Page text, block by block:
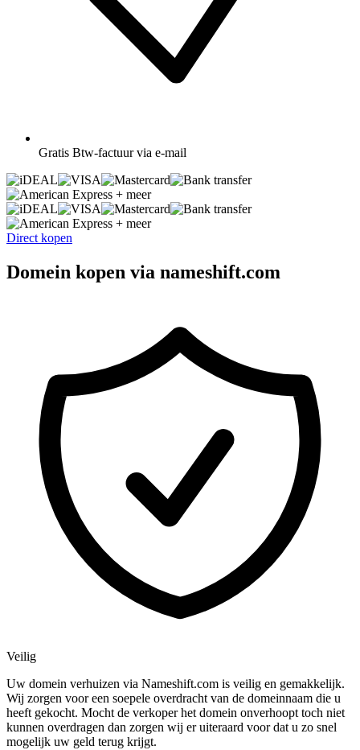
Gratis Btw-factuur via e-mail
+ meer
+ meer
Direct kopen
Domein kopen via nameshift.com
Veilig
Uw domein verhuizen via Nameshift.com is veilig en gemakkelijk.
Wij zorgen voor een soepele overdracht van de domeinnaam die u
heeft gekocht. Mocht de verkoper het domein onverhoopt toch niet
kunnen overdragen dan zorgen wij er uiteraard voor dat u zo snel
mogelijk uw geld terug krijgt.